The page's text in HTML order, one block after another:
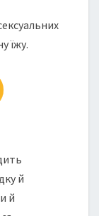
їжу.
й
й